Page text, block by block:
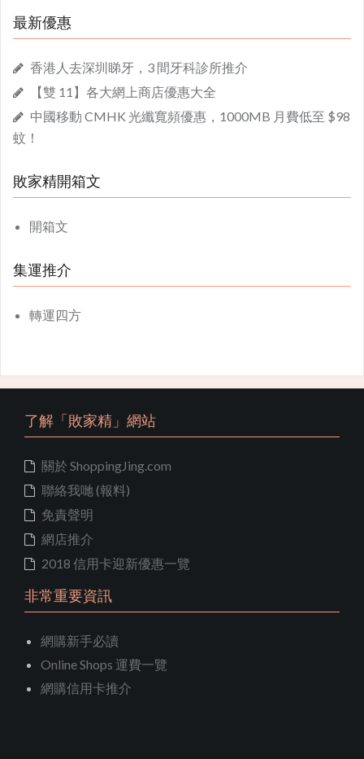
最新優惠
香港人去深圳睇牙，3 間牙科診所推介
【雙 11】各大網上商店優惠大全
中國移動 CMHK 光纖寬頻優惠，1000MB 月費低至 $98
蚊！
敗家精開箱文
開箱文
集運推介
轉運四方
了解「敗家精」網站
關於 ShoppingJing.com
聯絡我哋 (報料)
免責聲明
網店推介
2018 信用卡迎新優惠一覽
非常重要資訊
網購新手必讀
Online Shops 運費一覽
網購信用卡推介